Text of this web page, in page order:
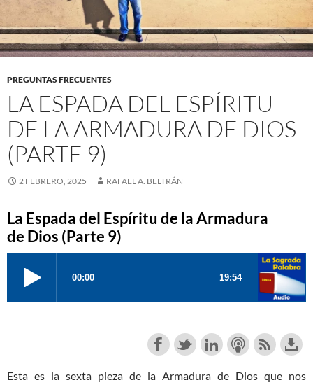
PREGUNTAS FRECUENTES
LA ESPADA DEL ESPÍRITU
DE LA ARMADURA DE DIOS
(PARTE 9)
2 FEBRERO, 2025 RAFAEL A. BELTRÁN
La Espada del Espíritu de la Armadura
de Dios (Parte 9)
Esta es la sexta pieza de la Armadura de Dios que nos